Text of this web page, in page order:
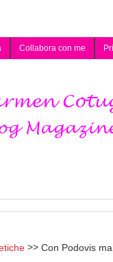
Collabora con me
Con Podovis